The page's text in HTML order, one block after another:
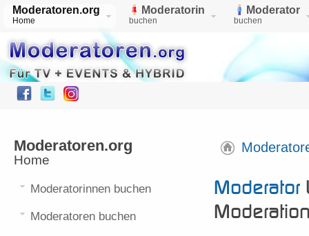
Moderatoren.org
Home
Moderatorin
buchen
Moderator
buchen
Moderator
Moderatoren.org
Home
Moderatorinnen buchen
Moderatoren buchen